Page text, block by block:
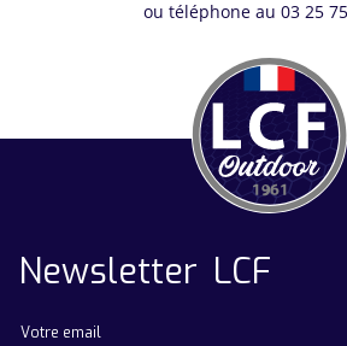
ou téléphone au 03 25
Newsletter LCF